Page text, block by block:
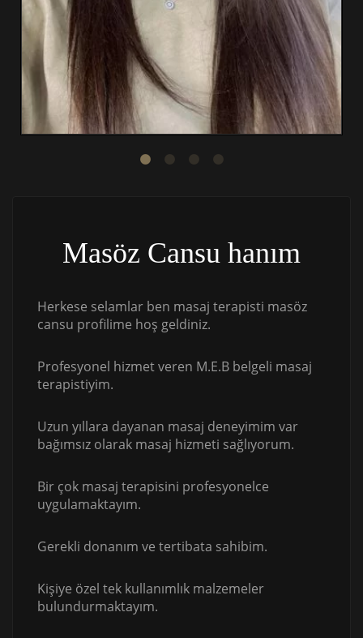
Masöz Cansu hanım
Herkese selamlar ben masaj terapisti masöz
cansu profilime hoş geldiniz.
Profesyonel hizmet veren M.E.B belgeli masaj
terapistiyim.
Uzun yıllara dayanan masaj deneyimim var
bağımsız olarak masaj hizmeti sağlıyorum.
Bir çok masaj terapisini profesyonelce
uygulamaktayım.
Gerekli donanım ve tertibata sahibim.
Kişiye özel tek kullanımlık malzemeler
bulundurmaktayım.